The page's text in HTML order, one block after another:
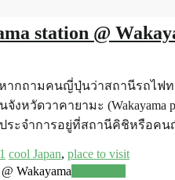
station @
กถามคนญี่ปุ่นว่าสถานีรถไฟท
งหวัดวาคายามะ
ะจำการอยู่ที่สถานีคิชิหรือคนญี่ปุ่
cool Japan, place to visit
Wakayama